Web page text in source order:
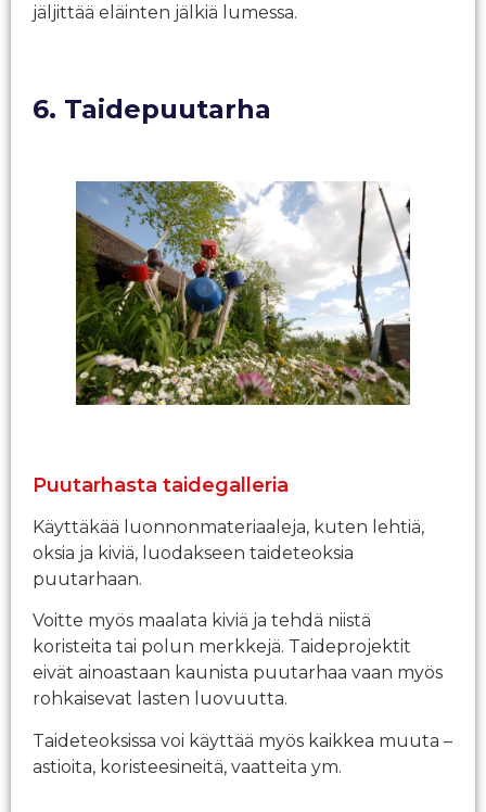
jäljittää eläinten jälkiä lumessa.
6. Taidepuutarha
Puutarhasta taidegalleria
Käyttäkää luonnonmateriaaleja, kuten lehtiä,
oksia ja kiviä, luodakseen taideteoksia
puutarhaan.
Voitte myös maalata kiviä ja tehdä niistä
koristeita tai polun merkkejä. Taideprojektit
eivät ainoastaan kaunista puutarhaa vaan myös
rohkaisevat lasten luovuutta.
Taideteoksissa voi käyttää myös kaikkea muuta –
astioita, koristeesineitä, vaatteita ym.